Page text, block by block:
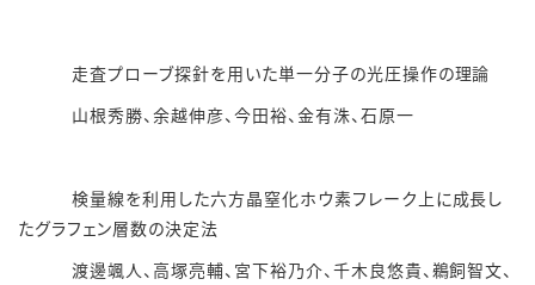
走査プローブ探針を用いた単一分子の光圧操作の理論
山根秀勝、余越伸彦、今田裕、金有洙、石原一
検量線を利用した六方晶窒化ホウ素フレーク上に成長し
たグラフェン層数の決定法
渡邊颯人、高塚亮輔、宮下裕乃介、千木良悠貴、鵜飼智文、